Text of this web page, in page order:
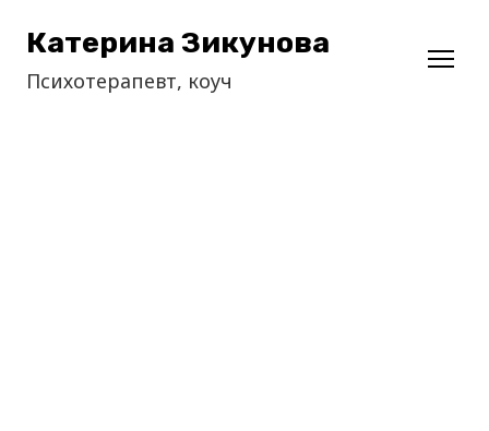
Катерина Зикунова
Психотерапевт, коуч